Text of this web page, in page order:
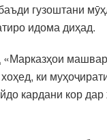
гузоштани
идома диҳад.
ки
кардани кор дар